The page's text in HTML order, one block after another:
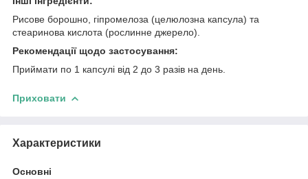
Рисове борошно, гіпромелоза (целюлозна капсула) та
стеаринова кислота (рослинне джерело).
Рекомендації щодо застосування:
Приймати по 1 капсулі від 2 до 3 разів на день.
Приховати
Характеристики
Основні